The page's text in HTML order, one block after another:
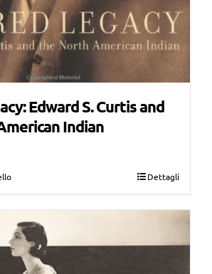
Edward S. Curtis and
Indian
Dettagli